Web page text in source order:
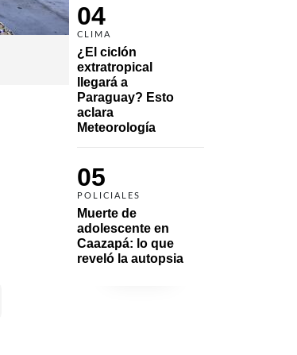
04
CLIMA
¿El ciclón
extratropical
llegará a
Paraguay? Esto
aclara
Meteorología
05
POLICIALES
Muerte de
adolescente en
Caazapá: lo que
reveló la autopsia